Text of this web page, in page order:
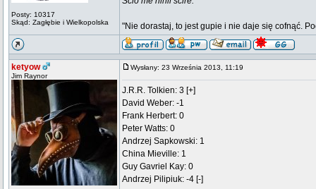
Posty: 10317
Skąd: Zagłębie i Wielkopolska
"Nie dorastaj, to jest gupie i nie daje się cofnąć.
ketyow
Jim Raynor
Wysłany: 23 Września 2013, 11:19
J.R.R. Tolkien: 3 [+]
David Weber: -1
Frank Herbert: 0
Peter Watts: 0
Andrzej Sapkowski: 1
China Mieville: 1
Guy Gavriel Kay: 0
Andrzej Pilipiuk: -4 [-]